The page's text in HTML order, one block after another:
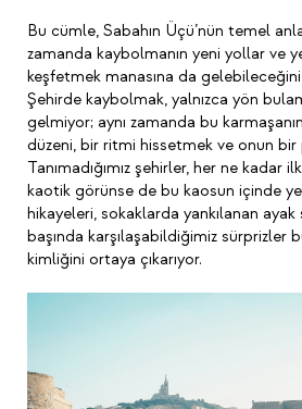
Bu cümle, Sabahın Üçü’nün temel
zamanda kaybolmanın yeni yollar ve
keşfetmek manasına da
Şehirde kaybolmak, yalnızca yön
gelmiyor; aynı zamanda bu
düzeni, bir ritmi hissetmek ve onun bir
Tanımadığımız şehirler, her ne kadar
kaotik görünse de bu kaosun içinde
hikayeleri, sokaklarda yankılanan
başında karşılaşabildiğimiz sürprizler
kimliğini ortaya çıkarıyor.